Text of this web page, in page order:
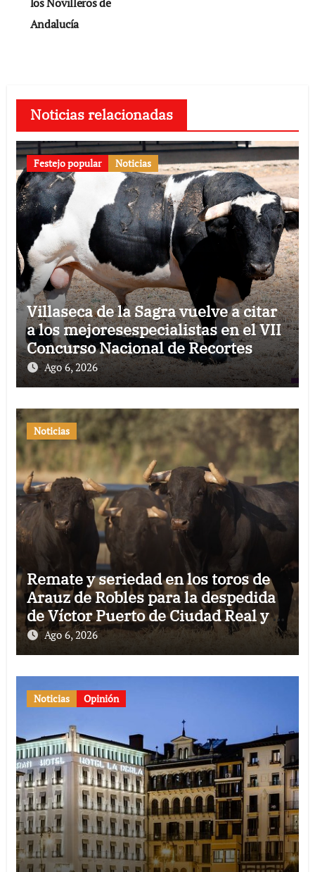
Andalucía
Noticias relacionadas
Festejo popular Noticias
Villaseca de la Sagra vuelve a citar
a los mejoresespecialistas en el VII
Concurso Nacional de Recortes
Ago 6, 2026
Noticias
Remate y seriedad en los toros de
Arauz de Robles para la despedida
de Víctor Puerto de Ciudad Real y el
gran momento de Luque y Navalón
Ago 6, 2026
Noticias Opinión